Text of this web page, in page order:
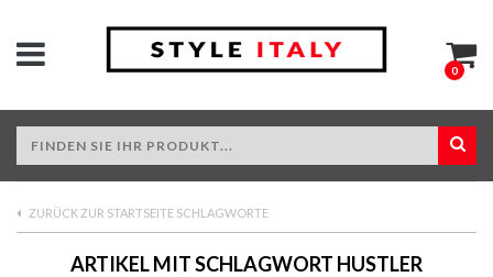
0
ZURÜCK ZUR STARTSEITE SCHLAGWORTE
ARTIKEL MIT SCHLAGWORT HUSTLER